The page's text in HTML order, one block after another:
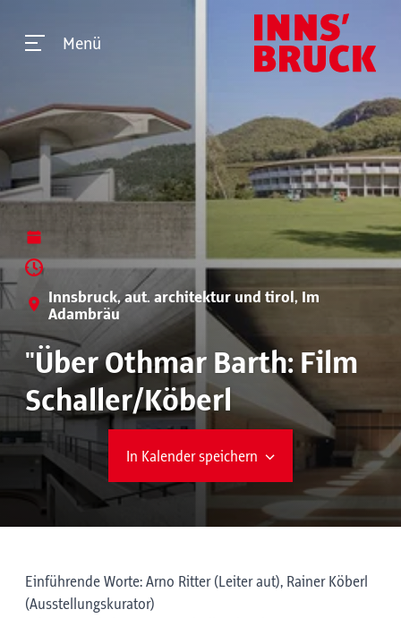
Menü
Innsbruck, aut. architektur und tirol, Im
Adambräu
"Über Othmar Barth: Film
Schaller/Köberl
In Kalender speichern
Einführende Worte: Arno Ritter (Leiter aut), Rainer Köberl
(Ausstellungskurator)